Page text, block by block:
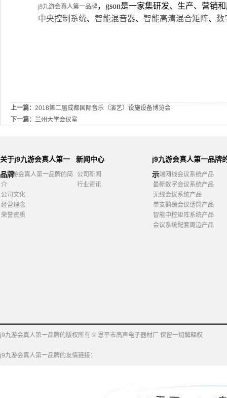
j9九游会真人第一品牌，gson是一家集研发、生产、营销
中央控制系统、 智能混音器、 智能高清混合矩阵、 数
上一篇： 2018第二届成都国际音乐（演艺）设施设备博览会
下一篇： 兰州大学会议室
关于j9九游会真人第一
品牌
j9九游会真人第一品牌的简
介
公司文化
经营理念
荣誉资质
新闻中心
公司新闻
行业资讯
j9九游会真人第一品牌
示
高端网线会议系统产品
最新数字会议系统产品
无线会议系统产品
单支鹅颈会议话筒产品
智能中控矩阵系统产品
会议系统配套周边产品
j9九游会真人第一品牌的版权所有 © 恩平市高声电子器材厂 保留一切解释权
j9九游会真人第一品牌的友情链接：